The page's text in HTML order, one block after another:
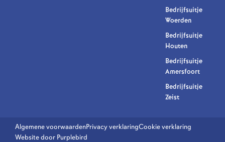
Bedrijfsuitje
Woerden
Bedrijfsuitje
Houten
Bedrijfsuitje
Amersfoort
Bedrijfsuitje
Zeist
Algemene voorwaardenPrivacy verklaringCookie verklaring
Website door Purplebird